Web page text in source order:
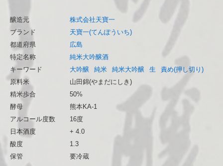
醸造元
株式会社天寶一
ブランド
天寶一(てんぽういち)
都道府県
広島
特定名称
純米大吟醸酒
キーワード
大吟醸 純米 純米大吟醸 生
責め(押し切り)
原料米
山田錦(やまだにしき)
精米歩合
50%
酵母
熊本KA-1
アルコール度数
16度
日本酒度
+ 4.0
酸度
1.3
保管
要冷蔵